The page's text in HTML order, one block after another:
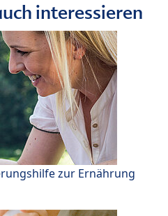
interessieren
zur Ernährung